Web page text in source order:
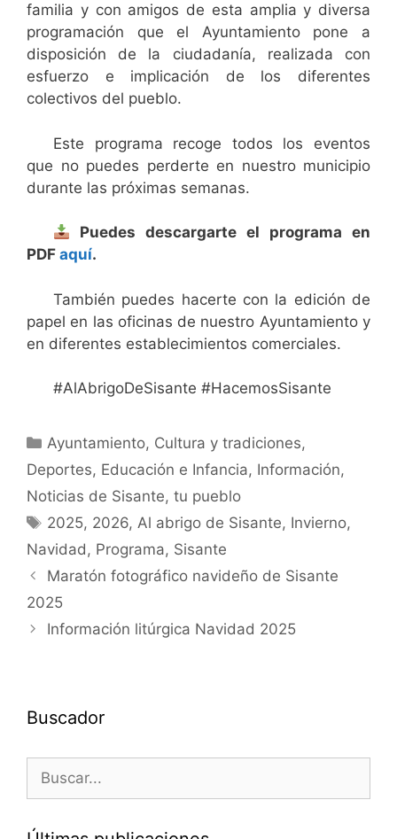
familia y con amigos de esta amplia y diversa
programación que el Ayuntamiento pone a
disposición de la ciudadanía, realizada con
esfuerzo e implicación de los diferentes
colectivos del pueblo.
Este programa recoge todos los eventos
que no puedes perderte en nuestro municipio
durante las próximas semanas.
Puedes descargarte el programa en
PDF aquí.
También puedes hacerte con la edición de
papel en las oficinas de nuestro Ayuntamiento y
en diferentes establecimientos comerciales.
#AlAbrigoDeSisante #HacemosSisante
Ayuntamiento, Cultura y tradiciones,
Deportes, Educación e Infancia, Información,
Noticias de Sisante, tu pueblo
2025, 2026,Al abrigo de Sisante, Invierno,
Navidad, Programa, Sisante
Maratón fotográfico navideño de Sisante
2025
Información litúrgica Navidad 2025
Buscador